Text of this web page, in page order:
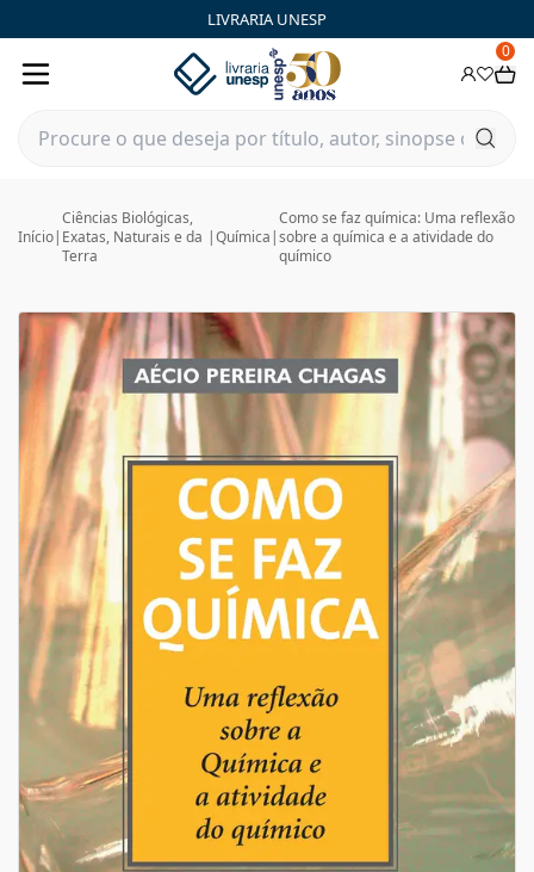
LIVRARIA UNESP
0
Início|
Ciências Biológicas,
Exatas, Naturais e da
Terra
|Química |
Como se faz química: Uma reflexão
sobre a química e a atividade do
químico